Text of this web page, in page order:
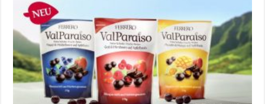
Werbung
Oktober
2016